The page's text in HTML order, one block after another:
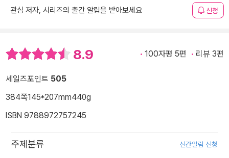
관심 저자, 시리즈의 출간 알림을 받아보세요 신청
8.9 100자평 5편 리뷰 3편
세일즈포인트 505
384쪽145*207mm440g
ISBN 9788972757245
주제분류 신간알림 신청